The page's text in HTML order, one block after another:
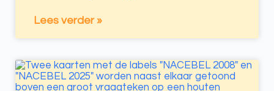
Lees verder »